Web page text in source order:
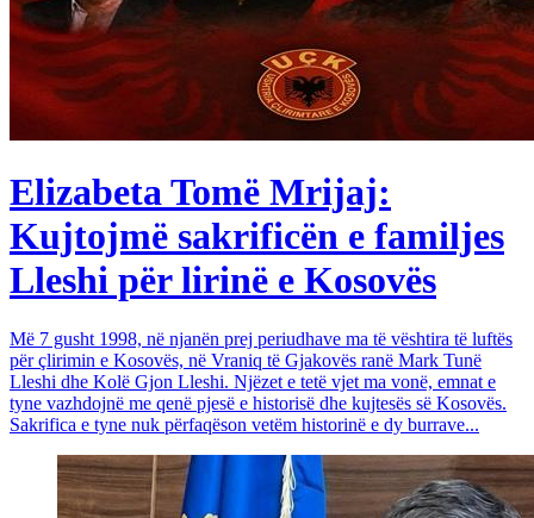
Elizabeta Tomë Mrijaj:
Kujtojmë sakrificën e familjes
Lleshi për lirinë e Kosovës
Më 7 gusht 1998, në njanën prej periudhave ma të vështira të luftës
për çlirimin e Kosovës, në Vraniq të Gjakovës ranë Mark Tunë
Lleshi dhe Kolë Gjon Lleshi. Njëzet e tetë vjet ma vonë, emnat e
tyne vazhdojnë me qenë pjesë e historisë dhe kujtesës së Kosovës.
Sakrifica e tyne nuk përfaqëson vetëm historinë e dy burrave...